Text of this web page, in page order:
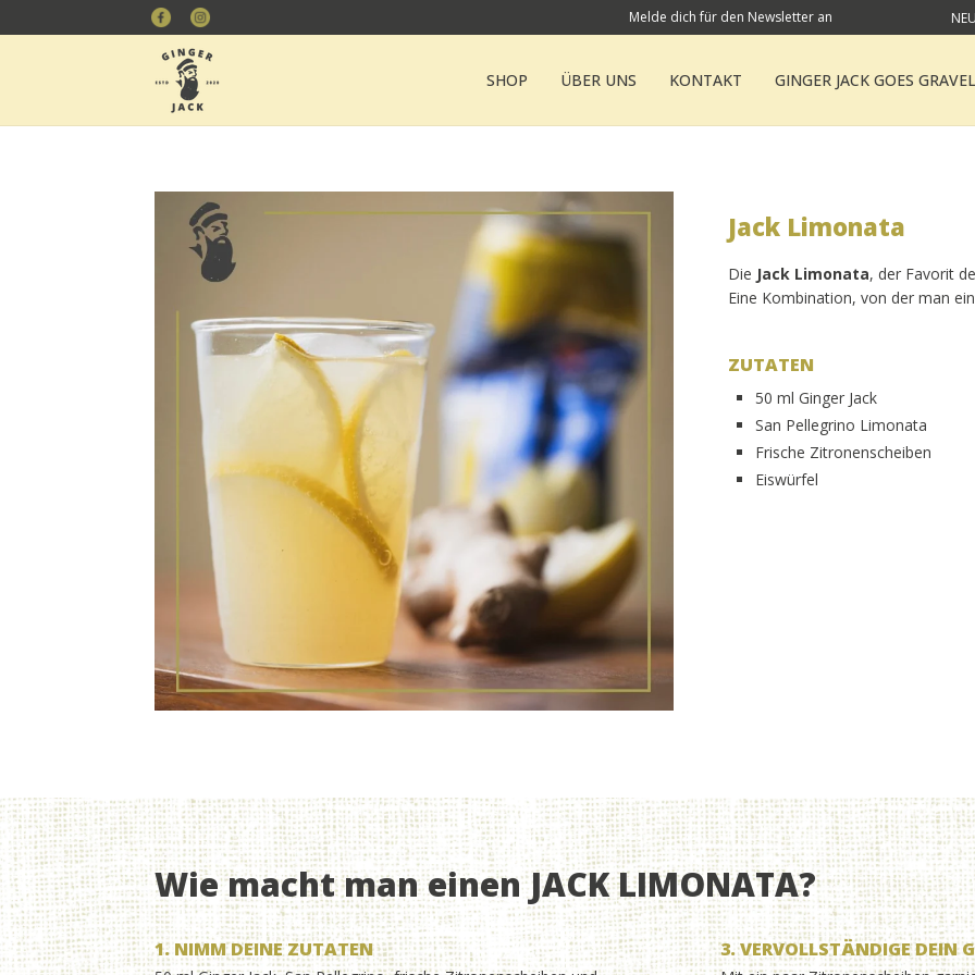
ZUM
FacebookInstagram Melde dich für den Newsletter an
SHOP ÜBER UNS KONTAKT GINGER JACK GOES GRAVEL
Jack Limonata
Die Jack Limonata, der Favorit
Eine Kombination, von der man
ZUTATEN
50 ml Ginger Jack
San Pellegrino Limonata
Frische Zitronenscheiben
Eiswürfel
Wie macht man einen JACK LIMONATA?
1. NIMM DEINE ZUTATEN 3. VERVOLLSTÄNDIGE DEIN